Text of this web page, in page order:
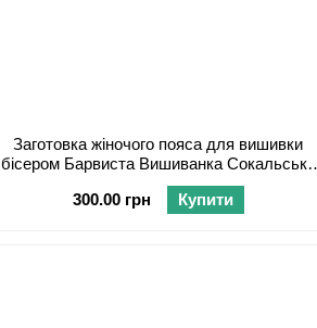
Заготовка жіночого пояса для вишивки
бісером Барвиста Вишиванка Сокальська
братки ПС129кМнннн
300.00 грн
Купити